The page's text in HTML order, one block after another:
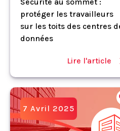
protéger les travailleurs
sur les toits des centres
données
Lire l'article
7 Avril 2025